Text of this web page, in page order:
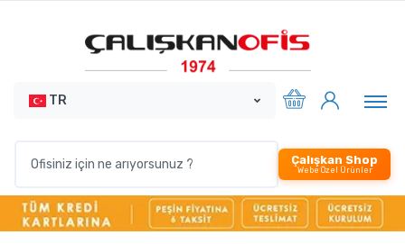
TR
Çalışkan Shop
Webe Özel Ürünler